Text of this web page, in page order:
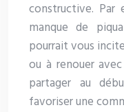
constructive. Par
manque de
pourrait vous
ou à renouer
partager au
favoriser une